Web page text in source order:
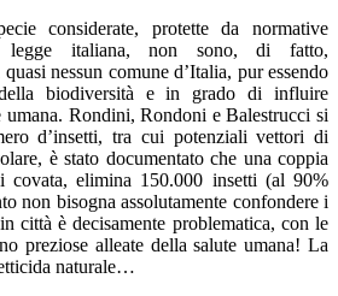
considerate, protette da normative
legge italiana, non sono, di fatto,
nessun comune d’Italia, pur essendo
biodiversità e in grado di influire
umana. Rondini, Rondoni e Balestrucci si
d’insetti, tra cui potenziali vettori di
è stato documentato che una coppia
covata, elimina 150.000 insetti (al 90%
non bisogna assolutamente confondere i
città è decisamente problematica, con le
preziose alleate della salute umana! La
naturale…